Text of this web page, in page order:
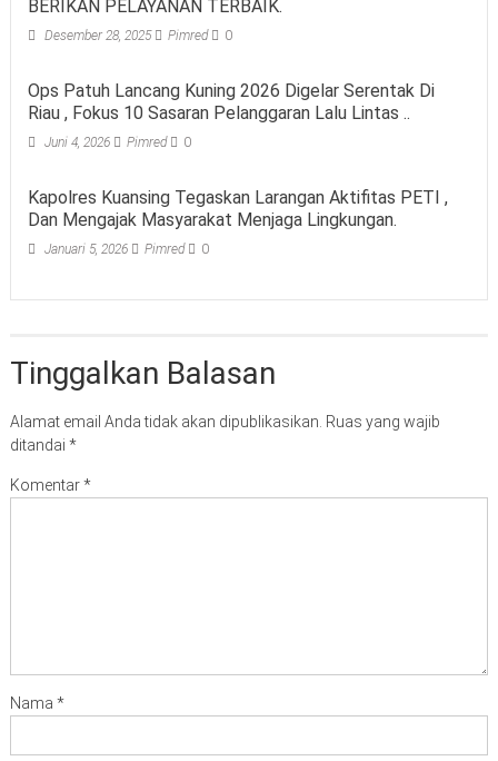
BERIKAN PELAYANAN TERBAIK.
Desember 28, 2025 Pimred 0
Ops Patuh Lancang Kuning 2026 Digelar Serentak Di
Riau , Fokus 10 Sasaran Pelanggaran Lalu Lintas ..
Juni 4, 2026 Pimred 0
Kapolres Kuansing Tegaskan Larangan Aktifitas PETI ,
Dan Mengajak Masyarakat Menjaga Lingkungan.
Januari 5, 2026 Pimred 0
Tinggalkan Balasan
Alamat email Anda tidak akan dipublikasikan. Ruas yang wajib
ditandai *
Komentar*
Nama *